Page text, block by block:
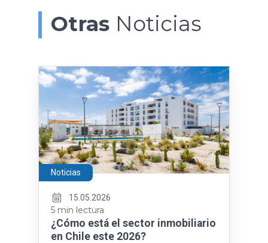
Otras Noticias
Noticias
15.05.2026
5 min lectura
¿Cómo está el sector inmobiliario
en Chile este 2026?